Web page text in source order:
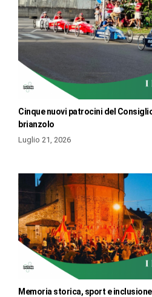
Cinque nuovi patrocini del
brianzolo
Luglio 21, 2026
Memoria storica, sport e